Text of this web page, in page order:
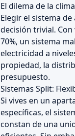
El dilema de la
Elegir el sistema
decisión trivial.
70%, un sistema
electricidad a
propiedad, la
presupuesto.
Sistemas Split:
Si vives en un
específicas, el
constan de una